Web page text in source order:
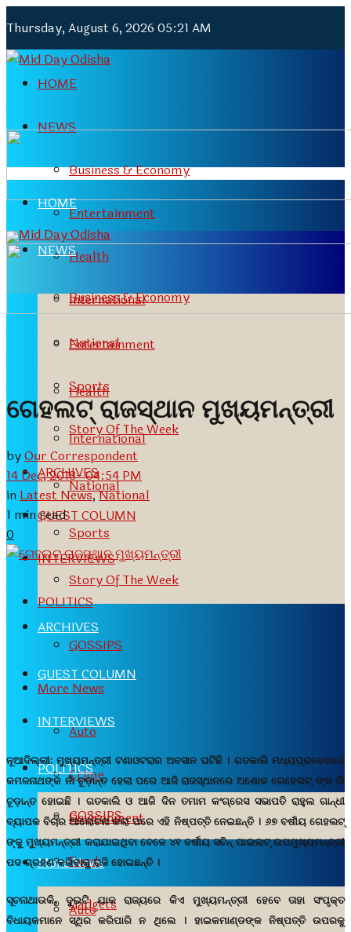
Thursday, August 6, 2026 05:21 AM
HOME
NEWS
Business & Economy
Entertainment
Health
International
National
Sports
Story Of The Week
ARCHIVES
GUEST COLUMN
INTERVIEWS
POLITICS
GOSSIPS
More News
Auto
Crime
Environment
Food
Gadgets
HOME
NEWS
Business & Economy
Entertainment
Health
International
National
Sports
Story Of The Week
ARCHIVES
GUEST COLUMN
INTERVIEWS
POLITICS
GOSSIPS
More News
Auto
ଗେହଲଟ୍ ରାଜସ୍ଥାନ ମୁଖ୍ୟମନ୍ତ୍ରୀ
byOur Correspondent
14 Dec, 2018- 04:54 PM
in Latest News,National
1 min read
0
ନୂଆଦିଲ୍ଲୀ:ମୁଖ୍ୟମନ୍ତ୍ରୀ ଟଣାଓଟରାର ଅବସାନ ଘଟିଛି । ଗତକାଲି ମଧ୍ୟପ୍ରଦେଶରେ
କମଳନାଥଙ୍କ ନାଁ ଚୂଡ଼ାନ୍ତ ହେଲା ପରେ ଆଜି ରାଜସ୍ଥାନରେ ଅଶୋକ ଗେହେଲଟ୍ ଙ୍କ ନାଁ
ଚୂଡ଼ାନ୍ତ ହୋଇଛି । ଗତକାଲି ଓ ଆଜି ଦିନ ତମାମ କଂଗ୍ରେସ ସଭାପତି ରାହୁଲ ଗାନ୍ଧୀ
ବ୍ୟାପକ ବିଚାର ଆଲୋଚନା କଲା ପରେ ଏହି ନିଷ୍ପତ୍ତି ନେଇଛନ୍ତି । ୬୭ ବର୍ଷୀୟ ଗେହଲଟ୍
ଙ୍କୁ ମୁଖ୍ୟମନ୍ତ୍ରୀ କରାଯାଇଥିବା ବେଳେ ୪୧ ବର୍ଷୀୟ ସଚିନ୍ ପାଇଲଟ୍ ଉପମୁଖ୍ୟମନ୍ତ୍ରୀ
ପଦ ଗ୍ରହଣ କରିବାକୁ ରାଜି ହୋଇଛନ୍ତି ।
ସୂଚନାଥାଉକି, ଦୁଇଟି ଯାକ ରାଜ୍ୟରେ କିଏ ମୁଖ୍ୟମନ୍ତ୍ରୀ ହେବେ ତାହା ସଂପୃକ୍ତ
ବିଧାୟକମାନେ ସ୍ଥିର କରିପାରି ନ ଥିଲେ । ହାଇକମାଣ୍ଡଙ୍କ ନିଷ୍ପତ୍ତି ଉପରକୁ